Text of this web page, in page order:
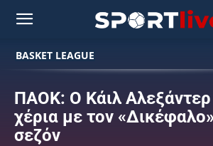
BASKET LEAGUE
ΠΑΟΚ: Ο Κάιλ
χέρια με τον
σεζόν